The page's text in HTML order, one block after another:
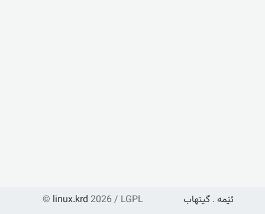
© linux.krd 2026 / LGPL ئێمە . گیتهاب